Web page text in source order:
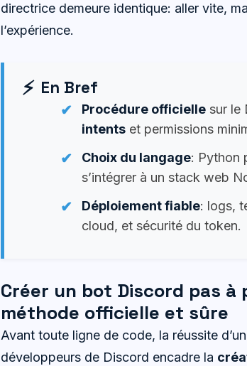
directrice demeure identique: aller vite,
l’expérience.
En Bref
Procédure officielle sur le
intents et permissions
Choix du langage: Python
s’intégrer à un stack web
Déploiement fiable: logs,
cloud, et sécurité du token.
Créer un bot Discord pas à
méthode officielle et sûre
Avant toute ligne de code, la réussite
développeurs de Discord encadre la